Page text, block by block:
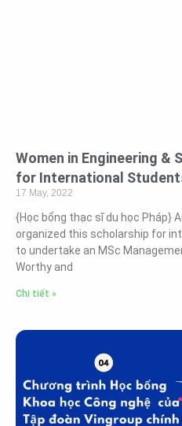
Women in Engineering &
for International
17 May, 2022
{Học bổng thạc sĩ du học Pháp}
organized this scholarship for
to undertake an MSc
Worthy and
Chi tiết »